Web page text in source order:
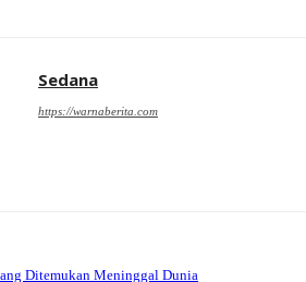
Sedana
https://warnaberita.com
Ditemukan Meninggal Dunia